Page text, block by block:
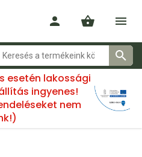
esetén lakossági
ingyenes!
nem